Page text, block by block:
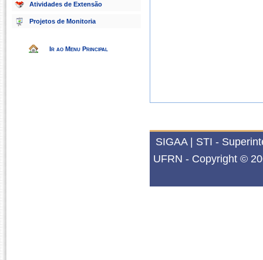
Atividades de Extensão
Projetos de Monitoria
Ir ao Menu Principal
SIGAA | STI -
UFRN - Copyright ©